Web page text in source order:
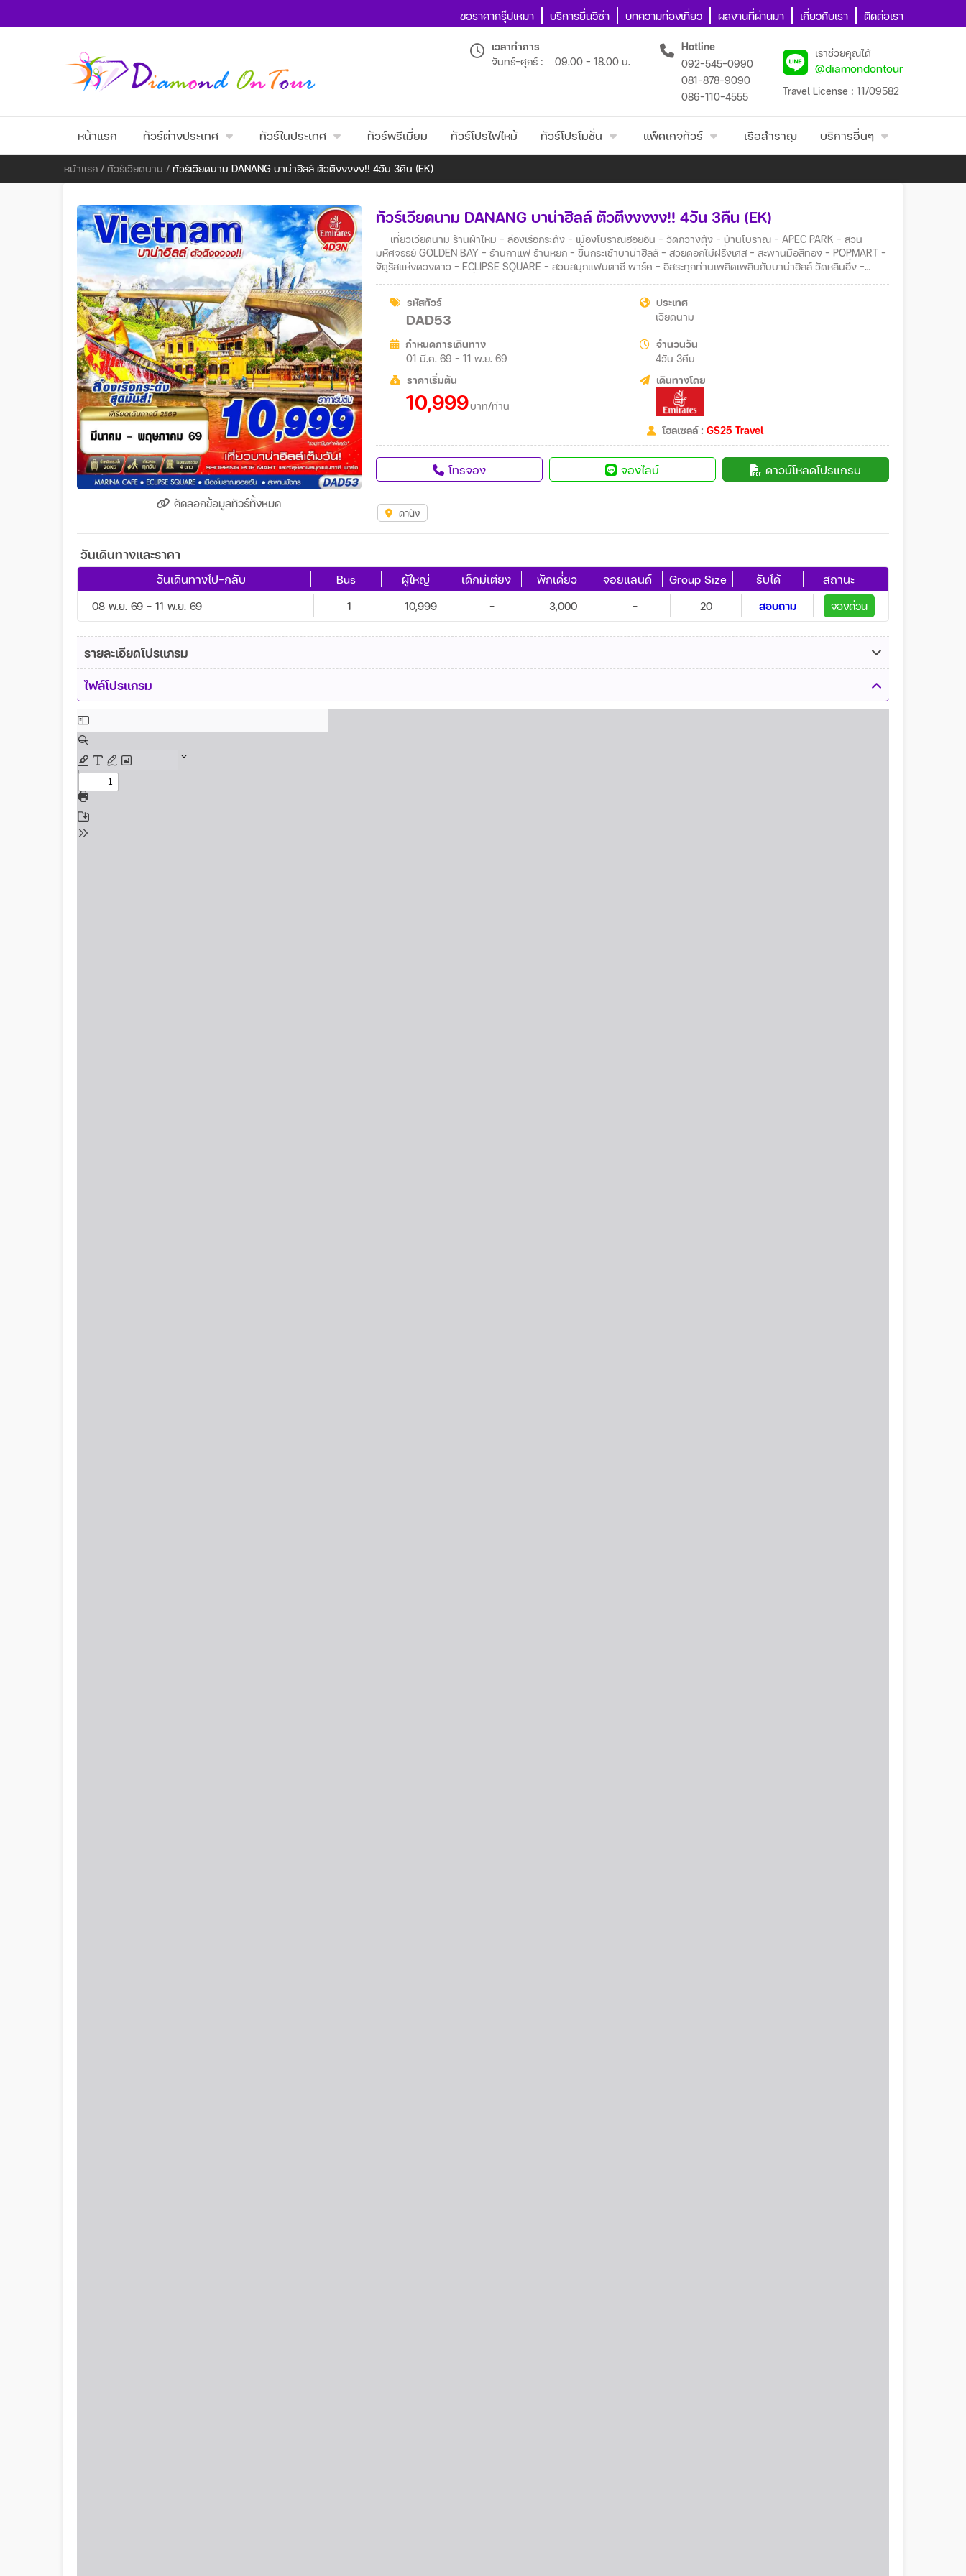
ขอราคากรุ๊ปเหมา บริการยื่นวีซ่า บทความท่องเที่ยว ผลงานที่ผ่านมา เกี่ยวกับเรา ติดต่อเรา
เวลาทำการ
จันทร์-ศุกร์ :
09.00 - 18.00 น.
Hotline
092-545-0990
081-878-9090
086-110-4555
เราช่วยคุณได้
@diamondontour
Travel License : 11/09582
หน้าแรก ทัวร์ต่างประเทศ ทัวร์ในประเทศ ทัวร์พรีเมี่ยม ทัวร์โปรไฟไหม้ ทัวร์โปรโมชั่น แพ็คเกจทัวร์ เรือสำราญ บริการอื่นๆ
หน้าแรก / ทัวร์เวียดนาม / ทัวร์เวียดนาม DANANG บาน่าฮิลล์ ตัวตึงงงงง!! 4วัน 3คืน (EK)
คัดลอกข้อมูลทัวร์ทั้งหมด
ทัวร์เวียดนาม DANANG บาน่าฮิลล์ ตัวตึงงงงง!! 4วัน 3คืน (EK)
เที่ยวเวียดนาม ร้านผ้าไหม – ล่องเรือกระด้ง – เมืองโบราณฮอยอัน – วัดกวางตุ้ง – บ้านโบราณ – APEC PARK – สวน
มหัศจรรย์ GOLDEN BAY – ร้านกาแฟ ร้านหยก – ขึ้นกระเช้าบาน่าฮิลล์ – สวยดอกไม้ฝรั่งเศส – สะพานมือสีทอง – POPMART –
จัตุรัสแห่งดวงดาว – ECLIPSE SQUARE – สวนสนุกแฟนตาซี พาร์ค – อิสระทุกท่านเพลิดเพลินกับบาน่าฮิลล์ วัดหลินอึ๋ง –
รหัสทัวร์
DAD53
ประเทศ
เวียดนาม
กำหนดการเดินทาง
01 มี.ค. 69 - 11 พ.ย. 69
จำนวนวัน
4วัน 3คืน
ราคาเริ่มต้น
10,999บาท/ท่าน
เดินทางโดย
โฮลเซลล์ : GS25 Travel
โทรจอง จองไลน์ ดาวน์โหลดโปรแกรม
ดานัง
วันเดินทางและราคา
วันเดินทางไป-กลับ Bus ผู้ใหญ่ เด็กมีเตียง พักเดี่ยว จอยแลนด์ Group Size รับได้ สถานะ
08 พ.ย. 69 - 11 พ.ย. 69 1 10,999 - 3,000 - 20 สอบถาม จองด่วน
รายละเอียดโปรแกรม
ไฟล์โปรแกรม